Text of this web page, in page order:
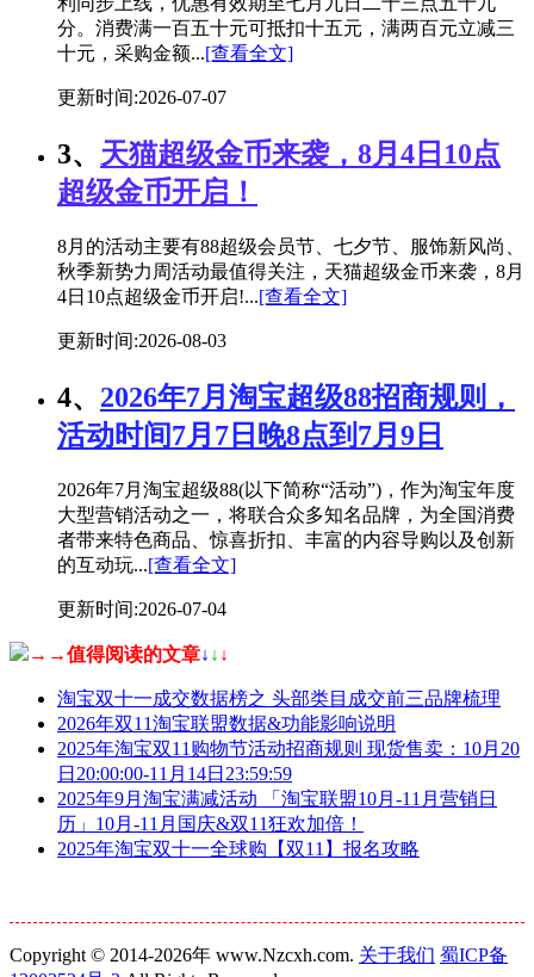
分。消费满一百五十元可抵扣十五元，满两百元立减三
十元，采购金额...[查看全文]
更新时间:2026-07-07
3、 天猫超级金币来袭，8月4日10点
超级金币开启！
8月的活动主要有88超级会员节、七夕节、服饰新风尚、
秋季新势力周活动最值得关注，天猫超级金币来袭，8月
4日10点超级金币开启!...[查看全文]
更新时间:2026-08-03
4、 2026年7月淘宝超级88招商规则，
活动时间7月7日晚8点到7月9日
2026年7月淘宝超级88(以下简称“活动”)，作为淘宝年度
大型营销活动之一，将联合众多知名品牌，为全国消费
者带来特色商品、惊喜折扣、丰富的内容导购以及创新
的互动玩...[查看全文]
更新时间:2026-07-04
→→值得阅读的文章↓ ↓ ↓
淘宝双十一成交数据榜之 头部类目成交前三品牌梳理
2026年双11淘宝联盟数据&功能影响说明
2025年淘宝双11购物节活动招商规则 现货售卖：10月20
日20:00:00-11月14日23:59:59
2025年9月淘宝满减活动 「淘宝联盟10月-11月营销日
历」10月-11月国庆&双11狂欢加倍！
2025年淘宝双十一全球购【双11】报名攻略
Copyright © 2014-2026年 www.Nzcxh.com. 关于我们 蜀ICP备